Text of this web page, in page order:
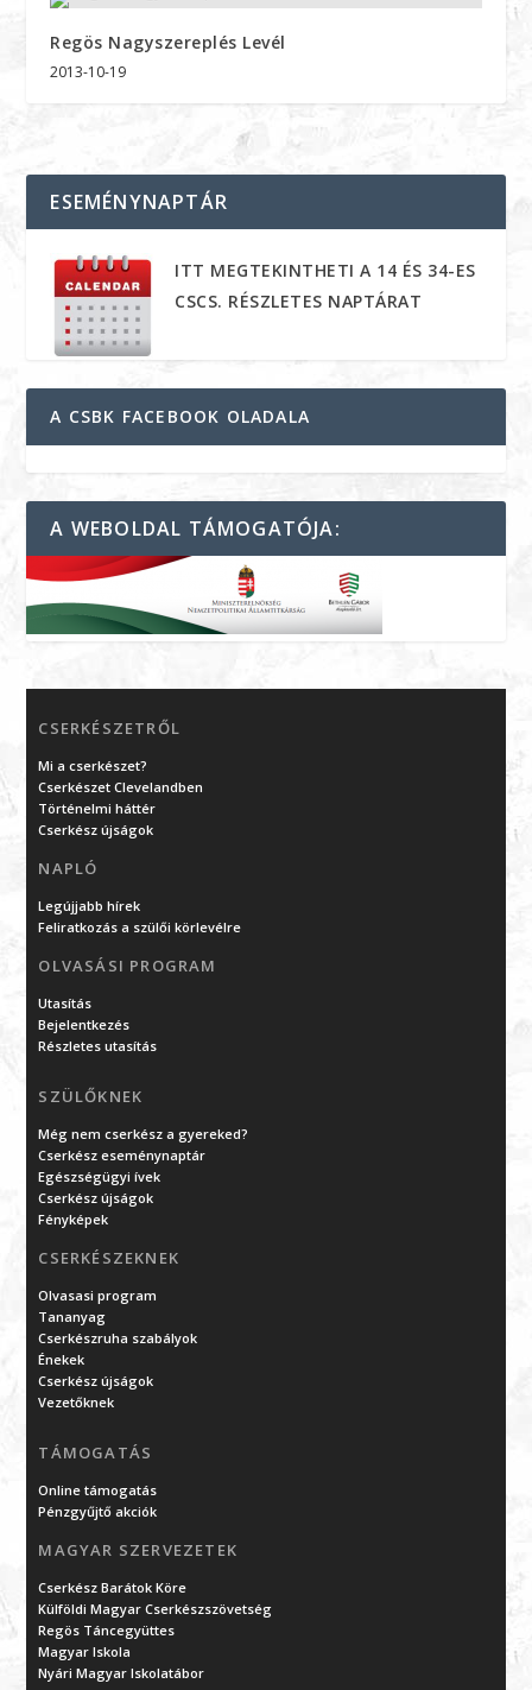
Regös Nagyszereplés Levél
2013-10-19
ESEMÉNYNAPTÁR
ITT MEGTEKINTHETI A 14 ÉS 34-ES
CSCS. RÉSZLETES NAPTÁRAT
A CSBK FACEBOOK OLADALA
A WEBOLDAL TÁMOGATÓJA:
CSERKÉSZETRŐL
Mi a cserkészet?
Cserkészet Clevelandben
Történelmi háttér
Cserkész újságok
NAPLÓ
Legújjabb hírek
Feliratkozás a szülői körlevélre
OLVASÁSI PROGRAM
Utasítás
Bejelentkezés
Részletes utasítás
SZÜLŐKNEK
Még nem cserkész a gyereked?
Cserkész eseménynaptár
Egészségügyi ívek
Cserkész újságok
Fényképek
CSERKÉSZEKNEK
Olvasasi program
Tananyag
Cserkészruha szabályok
Énekek
Cserkész újságok
Vezetőknek
TÁMOGATÁS
Online támogatás
Pénzgyűjtő akciók
MAGYAR SZERVEZETEK
Cserkész Barátok Köre
Külföldi Magyar Cserkészszövetség
Regös Táncegyüttes
Magyar Iskola
Nyári Magyar Iskolatábor